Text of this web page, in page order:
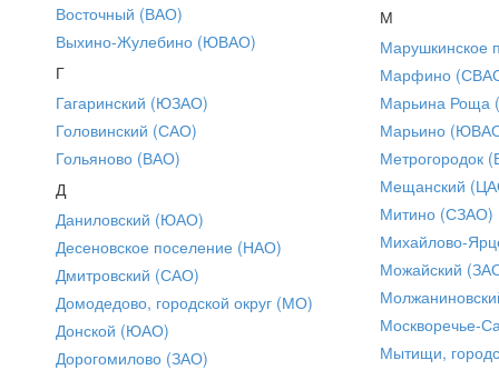
Восточный (ВАО)
Выхино-Жулебино (ЮВАО)
Г
Гагаринский (ЮЗАО)
Головинский (САО)
Гольяново (ВАО)
Д
Даниловский (ЮАО)
Десеновское поселение (НАО)
Дмитровский (САО)
Домодедово, городской округ (МО)
Донской (ЮАО)
Дорогомилово (ЗАО)
М
Марушкинское
Марфино
Марьина Роща
Марьино
Метрогородок
Мещанский
Митино (СЗАО)
Михайлово-
Можайский
Москворечье-
Мытищи,